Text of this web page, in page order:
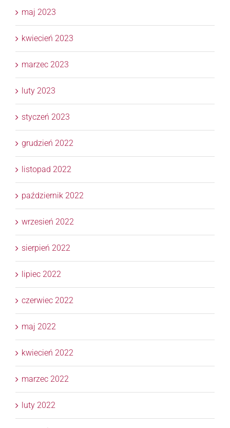
maj 2023
kwiecień 2023
marzec 2023
luty 2023
styczeń 2023
grudzień 2022
listopad 2022
październik 2022
wrzesień 2022
sierpień 2022
lipiec 2022
czerwiec 2022
maj 2022
kwiecień 2022
marzec 2022
luty 2022